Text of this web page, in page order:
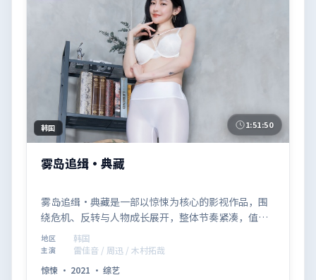
韩国 1:51:50
雾岛追缉·典藏
雾岛追缉·典藏是一部以惊悚为核心的影视作品，围
绕危机、反转与人物成长展开，整体节奏紧凑，值得
推荐观看。
地区 韩国
主演
雷佳音 / 周迅 / 木村拓哉
惊悚 · 2021 · 综艺